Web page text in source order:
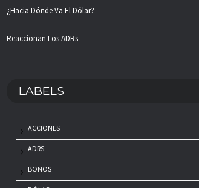
¿Hacia Dónde Va El Dólar?
Reaccionan Los ADRs
LABELS
ACCIONES
ADRS
BONOS